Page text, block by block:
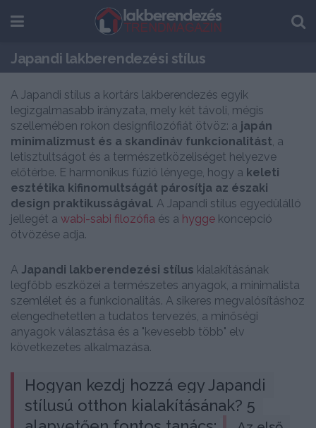
Japandi lakberendezési stílus
A Japandi stílus a kortárs lakberendezés egyik
legizgalmasabb irányzata, mely két távoli, mégis
szellemében rokon designfilozófiát ötvöz: a japán
minimalizmust és a skandináv funkcionalitást, a
letisztultságot és a természetközeliséget helyezve
előtérbe. E harmonikus fúzió lényege, hogy a keleti
esztétika kifinomultságát párosítja az északi
design praktikusságával. A Japandi stílus egyedülálló
jellegét a wabi-sabi filozófia és a hygge koncepció
ötvözése adja.
A Japandi lakberendezési stílus kialakításának
legfőbb eszközei a természetes anyagok, a minimalista
szemlélet és a funkcionalitás. A sikeres megvalósításhoz
elengedhetetlen a tudatos tervezés, a minőségi
anyagok választása és a "kevesebb több" elv
következetes alkalmazása.
Hogyan kezdj hozzá egy Japandi
stílusú otthon kialakításának? 5